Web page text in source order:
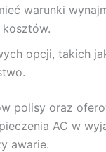
warunki
opcji, takich
polisy oraz
AC w
awarie.